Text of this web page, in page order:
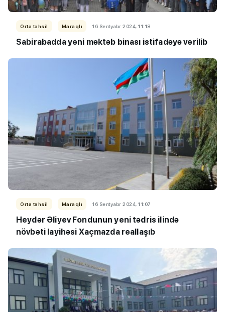
Orta təhsil Maraqlı 16 Sentyabr 2024, 11:18
Sabirabadda yeni məktəb binası istifadəyə verilib
Orta təhsil Maraqlı 16 Sentyabr 2024, 11:07
Heydər Əliyev Fondunun yeni tədris ilində
növbəti layihəsi Xaçmazda reallaşıb